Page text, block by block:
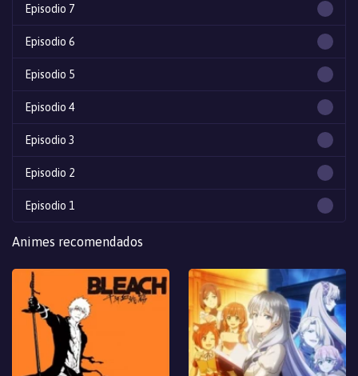
Episodio 7
Episodio 6
Episodio 5
Episodio 4
Episodio 3
Episodio 2
Episodio 1
Animes recomendados